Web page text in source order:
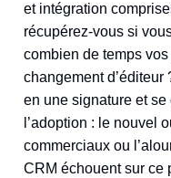
et intégration
récupérez-vous si
combien de temps
changement
en une signature et
l’adoption : le nouvel
commerciaux ou
CRM échouent sur ce